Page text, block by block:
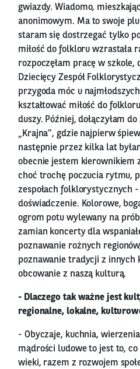
gwiazdy. Wiadomo,
anonimowym. Ma to swoje
staram się dostrzegać tylko
miłość do folkloru wzrastała
rozpoczęłam pracę w szkole,
Dziecięcy Zespół
przygoda móc u
kształtować miłość do
duszy. Później, dołączyłam
„Krajna”, gdzie najpierw
następnie przez kilka lat
obecnie jestem kierownikiem
choć trochę poczucia rytmu,
zespołach folklorystycznych
doświadczenie. Kolorowe,
ogrom potu wylewany na
zamian koncerty dla
poznawanie rożnych
poznawanie tradycji z innych
obcowanie z naszą kulturą.
- Dlaczego tak ważne jest
regionalne, lokalne,
- Obyczaje, kuchnia,
mądrości ludowe to jest to, co
wieki, razem z rozwojem